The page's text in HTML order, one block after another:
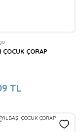
ÇOCUK ÇORAP
TL